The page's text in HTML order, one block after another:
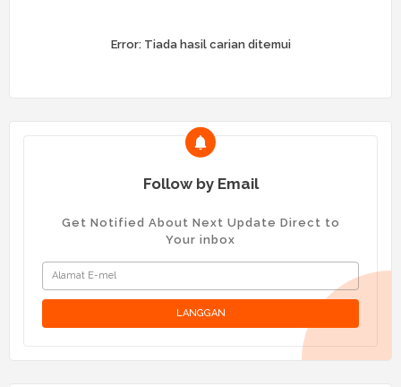
Error:Tiada hasil carian ditemui
Follow by Email
Get Notified About Next Update Direct to
Your inbox